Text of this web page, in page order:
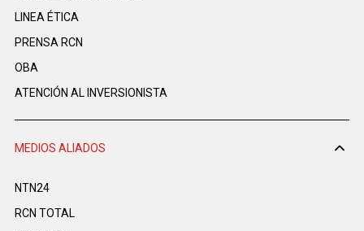
LINEA ÉTICA
PRENSA RCN
OBA
ATENCIÓN AL INVERSIONISTA
MEDIOS ALIADOS
NTN24
RCN TOTAL